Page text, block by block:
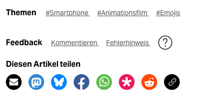
Themen #Smartphone #Animationsfilm #Emojis
Feedback Kommentieren Fehlerhinweis
Diesen Artikel teilen